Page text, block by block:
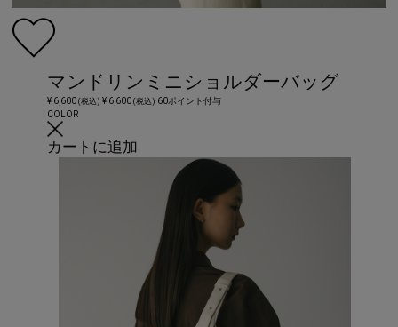
マンドリンミニショルダーバッグ
¥ 6,600(税込) ¥ 6,600(税込) 60ポイント付与
COLOR
カートに追加